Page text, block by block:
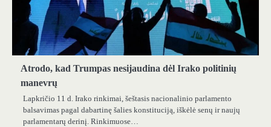
Atrodo, kad Trumpas nesijaudina dėl Irako politinių
manevrų
Lapkričio 11 d. Irako rinkimai, šeštasis nacionalinio parlamento
balsavimas pagal dabartinę šalies konstituciją, iškėlė senų ir naujų
parlamentarų derinį. Rinkimuose…